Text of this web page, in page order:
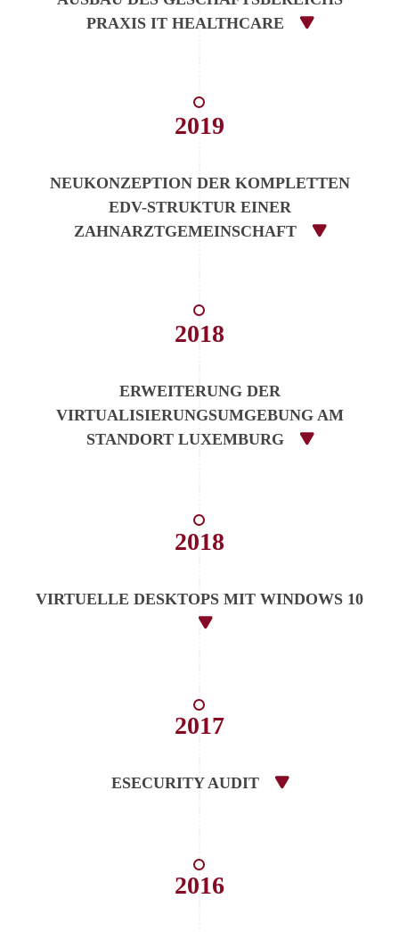
PRAXIS IT HEALTHCARE
2019
NEUKONZEPTION DER KOMPLETTEN
EDV-STRUKTUR EINER
ZAHNARZTGEMEINSCHAFT
2018
ERWEITERUNG DER
VIRTUALISIERUNGSUMGEBUNG AM
STANDORT LUXEMBURG
2018
VIRTUELLE DESKTOPS MIT WINDOWS 10
2017
ESECURITY AUDIT
2016